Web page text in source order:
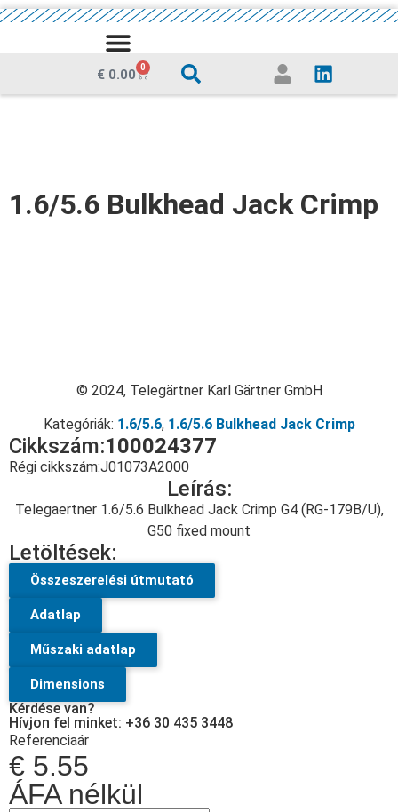
€ 0.00 0
1.6/5.6 Bulkhead Jack Crimp
© 2024, Telegärtner Karl Gärtner GmbH
Kategóriák: 1.6/5.6, 1.6/5.6 Bulkhead Jack Crimp
Cikkszám:100024377
Régi cikkszám:J01073A2000
Leírás:
Telegaertner 1.6/5.6 Bulkhead Jack Crimp G4 (RG-179B/U),
G50 fixed mount
Letöltések:
Összeszerelési útmutató
Adatlap
Műszaki adatlap
Dimensions
Kérdése van?
Hívjon fel minket: +36 30 435 3448
Referenciaár
€ 5.55
ÁFA nélkül